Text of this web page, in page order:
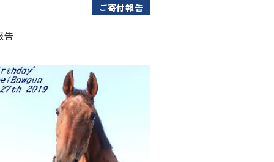
ご寄付報告
告